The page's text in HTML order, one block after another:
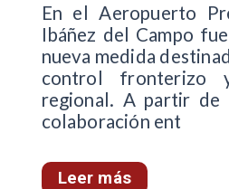
En el Aeropuerto
Ibáñez del Campo
nueva medida
control fronterizo
regional. A partir de
colaboración ent
Leer más